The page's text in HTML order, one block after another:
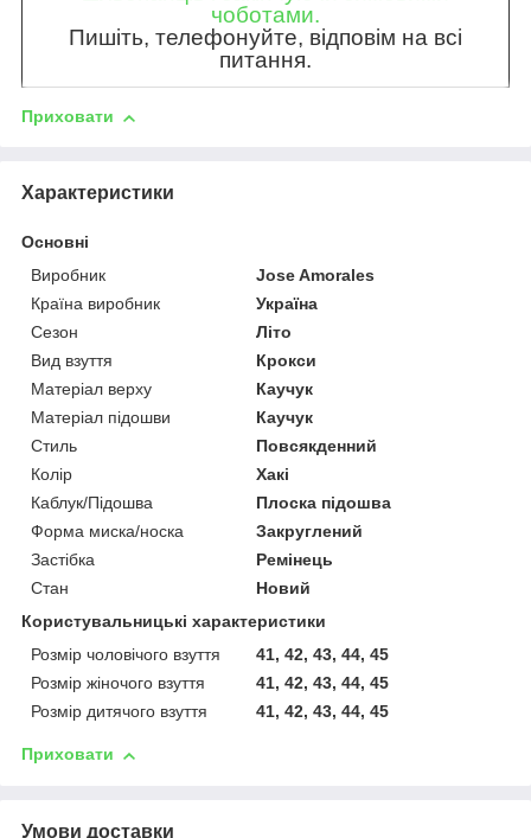
чоботами.
Пишіть, телефонуйте, відповім на всі
питання.
Приховати
Характеристики
Основні
Виробник
Jose Amorales
Країна виробник
Україна
Сезон
Літо
Вид взуття
Крокси
Матеріал верху
Каучук
Матеріал підошви
Каучук
Стиль
Повсякденний
Колір
Хакі
Каблук/Підошва
Плоска підошва
Форма миска/носка
Закруглений
Застібка
Ремінець
Стан
Новий
Користувальницькі характеристики
Розмір чоловічого взуття
41, 42, 43, 44, 45
Розмір жіночого взуття
41, 42, 43, 44, 45
Розмір дитячого взуття
41, 42, 43, 44, 45
Приховати
Умови доставки